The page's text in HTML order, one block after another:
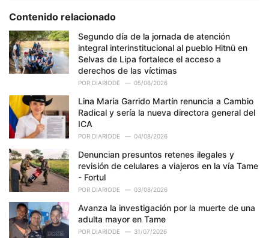
e
s
:
Contenido relacionado
Segundo día de la jornada de atención
integral interinstitucional al pueblo Hitnü en
Selvas de Lipa fortalece el acceso a
derechos de las víctimas
POR DIARIODE 05/08/2026
Lina María Garrido Martín renuncia a Cambio
Radical y sería la nueva directora general del
ICA
POR DIARIODE 04/08/2026
Denuncian presuntos retenes ilegales y
revisión de celulares a viajeros en la vía Tame
- Fortul
POR DIARIODE 03/08/2026
Avanza la investigación por la muerte de una
adulta mayor en Tame
POR DIARIODE 31/07/2026